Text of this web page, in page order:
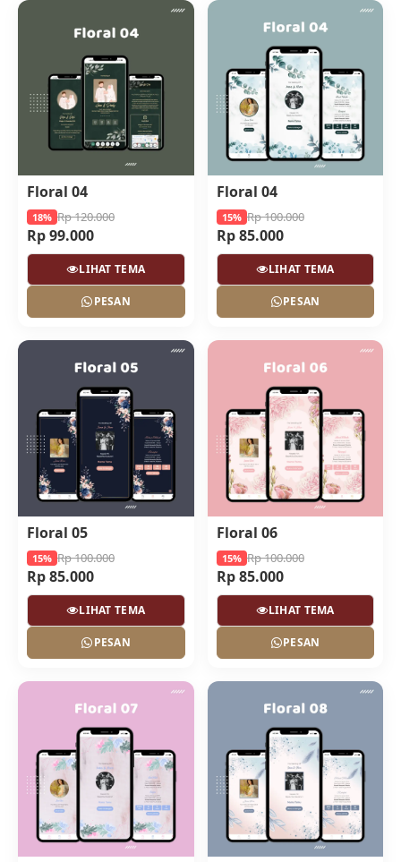
Floral 04
18% Rp 120.000
Rp 99.000
LIHAT TEMA
PESAN
Floral 04
15% Rp 100.000
Rp 85.000
LIHAT TEMA
PESAN
Floral 05
15% Rp 100.000
Rp 85.000
LIHAT TEMA
PESAN
Floral 06
15% Rp 100.000
Rp 85.000
LIHAT TEMA
PESAN